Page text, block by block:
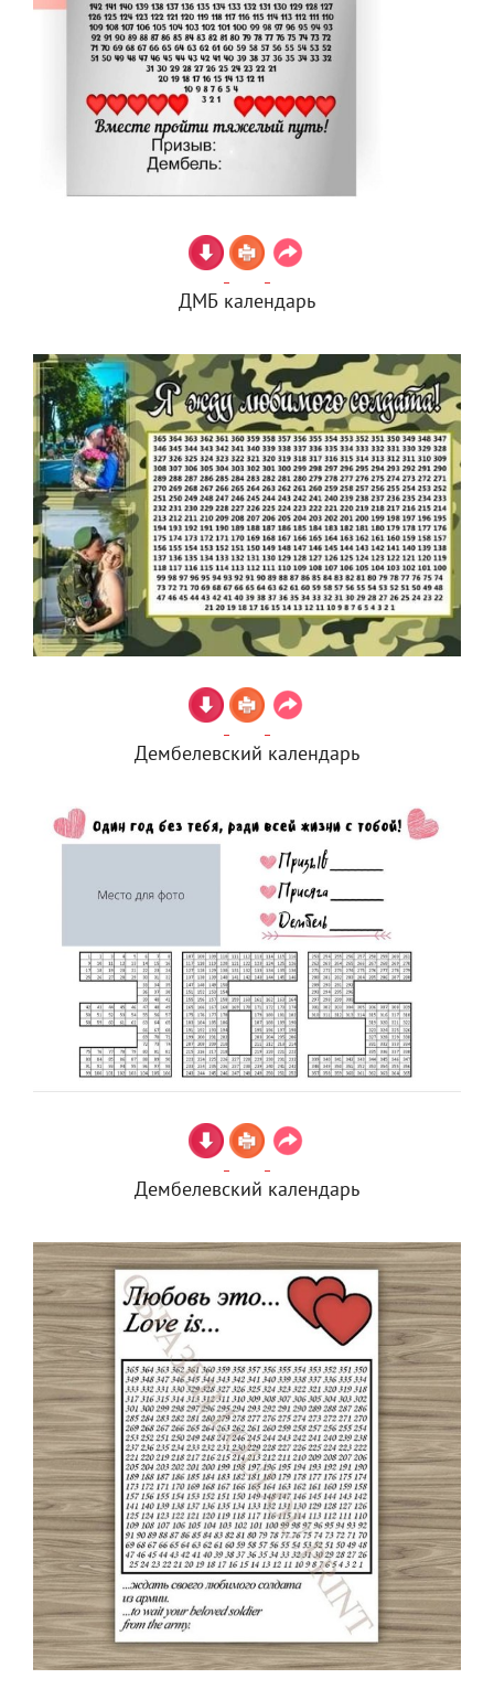
ДМБ календарь
Дембелевский календарь
Дембелевский календарь